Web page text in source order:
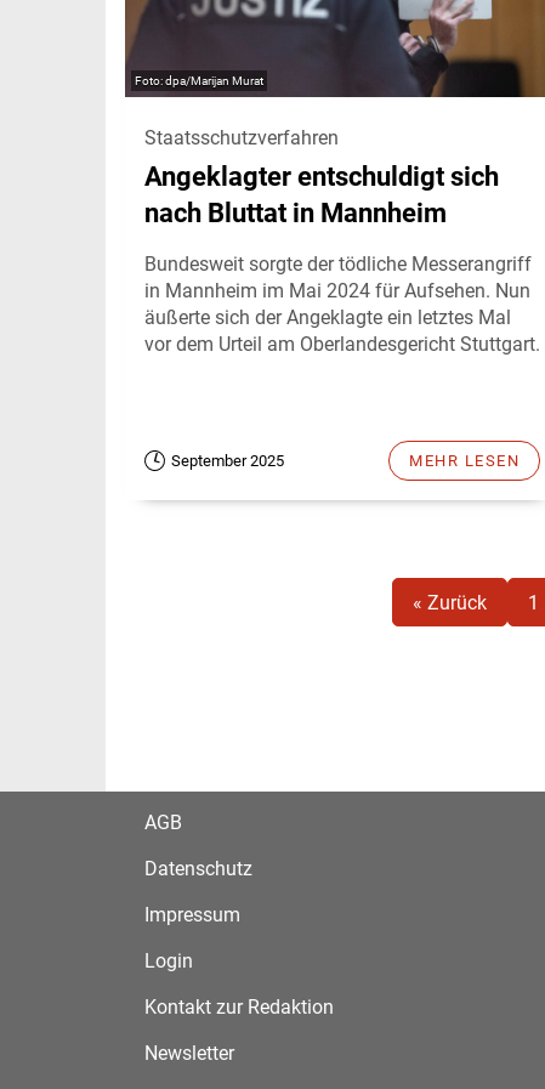
dpa/Marijan Murat
Staatsschutzverfahren
Angeklagter entschuldigt sich
nach Bluttat in Mannheim
Bundesweit sorgte der tödliche Messerangriff
in Mannheim im Mai 2024 für Aufsehen. Nun
äußerte sich der Angeklagte ein letztes Mal
vor dem Urteil am Oberlandesgericht Stuttgart.
September 2025 MEHR LESEN
« Zurück 1
AGB
Datenschutz
Impressum
Login
Kontakt zur Redaktion
Newsletter